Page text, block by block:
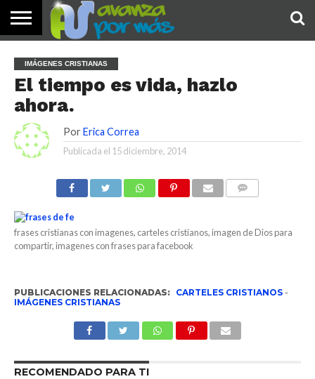
PALABRA
DE HOY
DEVOCIONALES
NOTICIAS
TESTIMONIOS
ORACIONES
SOBRE
NOSOTROS
IMÁGENES
IMÁGENES CRISTIANAS
El tiempo es vida, hazlo
ahora.
Por Erica Correa
Publicada el 15 diciembre, 2014
frases cristianas con imagenes, carteles cristianos, imagen de Dios para
compartir, imagenes con frases para facebook
PUBLICACIONES RELACIONADAS: CARTELES CRISTIANOS-
IMÁGENES CRISTIANAS
RECOMENDADO PARA TI